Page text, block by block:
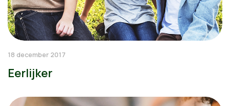
18 december 2017
Eerlijker